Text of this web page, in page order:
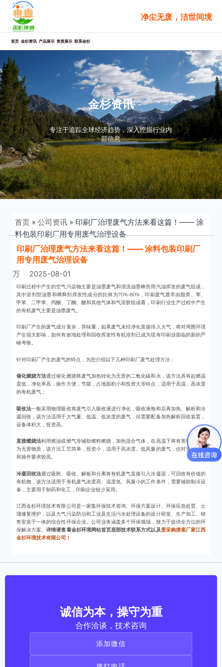
净尘无废，洁世间境
首页 金杉资讯 产品展示 资质展示 联系金杉
金杉资讯
专注于追踪全球经济趋势，深入挖掘行业内
部信息
首页 » 公司资讯 » 印刷厂治理废气方法来看这篇！—— 涂
料包装印刷厂用专用废气治理设备
印刷厂治理废气方法来看这篇！—— 涂料包装印刷厂
用专用废气治理设备
万 2025-08-01
印刷过程中产生的空气污染物主要是油墨废气和清洗油墨棒所用汽油挥发的废气组成，
其中溶剂型油墨和稀释剂挥发性成分的比例为70%-80%，印刷废气通常由脂类、苯、
甲苯、二甲苯、丙酮、丁酮、醚和其他气体和气溶胶组成看，印刷行业生产过程中产生
的有机废气主要是油墨废气。
印刷厂产生的废气成分复杂，异味重，如果废气未经净化直接排入大气，将对周围环境
产生很大影响，如何有效地处理和回收挥发性有机溶剂已成为现有印刷业面临的新的严
峻考验。
针对印刷厂产生的废气的特点，为您介绍以下几种印刷厂废气处理方法：
催化燃烧方法通过催化燃烧将废气加热转化为无害的二氧化碳和水，该方法具有起燃温
度低，净化率高，操作方便，节能，占地面积小和投资大等特点，适用于高温、高浓度
的有机废气；
吸收法一般采用物理吸收将废气引入吸收液进行净化，吸收液饱和后再加热、解析和冷
凝回收，该方法适用于大气量、低温、低浓度的废气，但需要配备加热解析回收装置，
设备体积大，投资高。
直接燃烧法利用燃油或燃气等辅助燃料燃烧，加热混合气体，在高温下将有害物质分解
为无害物质，该方法工艺简单，投资小，适用于高浓度、低风量的废气，但对安全技术
和操作要求较高。
冷凝回收法通过吸附、吸收、解板和分离将有机废气直接引入冷凝器，可回收有价值的
有机物，该方法适用于有机废气浓度高、温度低、风量小的工作条件，需要辅助制冷设
备，主要用于制药和化工，印刷企业较少采用。
江西金杉环境技术有限公司是一家集环保技术咨询、环保方案设计、环保应急处置、土
壤修复维护，以及大气污染防治和工业及生活污水处理设备的设计研发、生产加工、销
售安装于一体的综合性环保企业。公司业务涵盖多个环保领域，致力于提供全方位的环
保解决方案。详情请查看金杉环境网站首页底部技术联系方式以及爱采购搜索厂家江西
金杉环境技术有限公司！
诚信为本，操守为重
合作洽谈，技术咨询
添加微信